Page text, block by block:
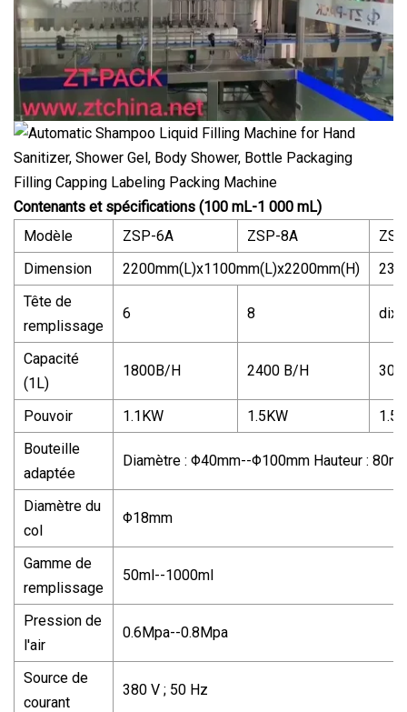
Contenants et spécifications (100 mL-1 000 mL)
Modèle
ZSP-6A ZSP-8A
Dimension
2200mm(L)x1100mm(L)x2200mm(H)
Tête de
remplissage
6 8 dix
Capacité
(1L)
1800B/H 2400 B/H
Pouvoir 1.1KW 1.5KW
Bouteille
adaptée
Diamètre : Φ40mm--Φ100mm Hauteur :
Diamètre du
col
Φ18mm
Gamme de
remplissage
50ml--1000ml
Pression de
l'air
0.6Mpa--0.8Mpa
Source de
courant
380 V ; 50 Hz